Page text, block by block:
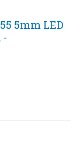
5mm LED
-